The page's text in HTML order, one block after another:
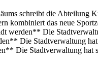
schreibt die Abteilung
kombiniert das neue
werden** Die
Die Stadtverwaltung
Die Stadtverwaltung hat